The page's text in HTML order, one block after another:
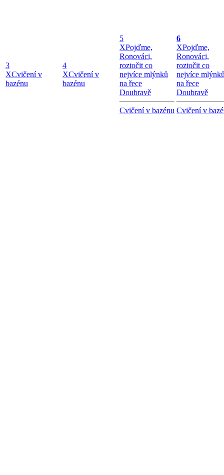
3
XCvičení v
bazénu
4
XCvičení v
bazénu
5
XPojďme,
Ronováci,
roztočit co
nejvíce mlýnků
na řece
Doubravě
Cvičení v bazénu
6
XPojďme,
Ronováci,
roztočit co
nejvíce
na řece
Doubravě
Cvičení v